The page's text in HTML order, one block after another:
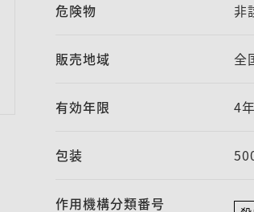
危険物 非
販売地域 全
有効年限 4年
包装
作用機構分類番号